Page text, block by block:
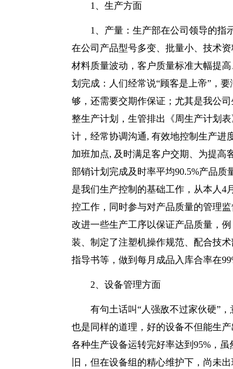
1、生产方面
1、产量：生产部在公司领导的指
在公司产品型号多变、批量小、技术
材料质量波动，客户质量标准大幅提
划完成：人们经常说“顾客是上帝”，
够，还需要交期作保证；尤其是我公
整生产计划，生管排出《周生产计划
计，经常协调沟通, 有效地控制生产进
加班加点, 及时满足客户交期、为提高
部销计划完成及时率平均90.5%产品
是我们生产控制的基础工作，从本人4
控工作，同时参与对产品质量的管理
改进一些生产工序以保证产品质量，
装、制定了注塑机操作规范、配合技
指导书等，做到每月成品入库合率在
2、设备管理方面
有句土话叫“人强敌不过家伙硬”
也是同样的道理，好的设备不但能生
各种生产设备运转完好率达到95%，
旧，但在设备组的精心维护下，尚未